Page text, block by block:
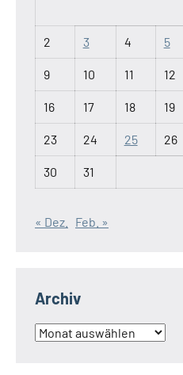
2 3 4 5
9 10 11 12
16 17 18 19
23 24 25 26
30 31
« Dez. Feb. »
Archiv
Archiv